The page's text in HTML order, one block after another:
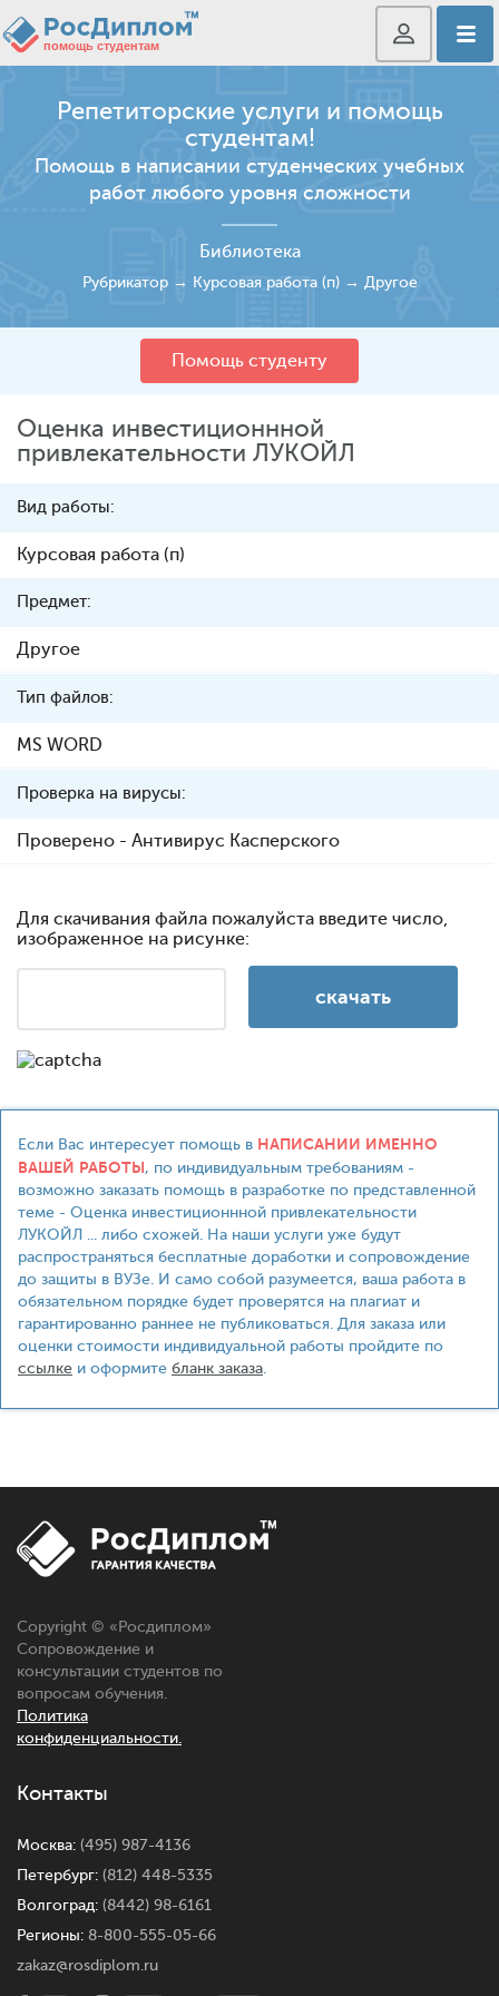
Репетиторские услуги и помощь
студентам!
Помощь в написании студенческих учебных
работ любого уровня сложности
Библиотека
Рубрикатор→ Курсовая работа (п)→ Другое
Помощь студенту
Оценка инвестиционнной
привлекательности ЛУКОЙЛ
Вид работы:
Курсовая работа (п)
Предмет:
Другое
Тип файлов:
MS WORD
Проверка на вирусы:
Проверено - Антивирус Касперского
Для скачивания файла пожалуйста введите число,
изображенное на рисунке:
Если Вас интересует помощь в НАПИСАНИИ ИМЕННО
ВАШЕЙ РАБОТЫ, по индивидуальным требованиям -
возможно заказать помощь в разработке по представленной
теме - Оценка инвестиционнной привлекательности
ЛУКОЙЛ ... либо схожей. На наши услуги уже будут
распространяться бесплатные доработки и сопровождение
до защиты в ВУЗе. И само собой разумеется, ваша работа в
обязательном порядке будет проверятся на плагиат и
гарантированно раннее не публиковаться. Для заказа или
оценки стоимости индивидуальной работы пройдите по
ссылке и оформите бланк заказа
Copyright © «Росдиплом»
Сопровождение и
консультации студентов по
вопросам обучения.
Политика
конфиденциальности.
Контакты
Москва: (495) 987-4136
Петербург: (812) 448-5335
Волгоград: (8442) 98-6161
Регионы: 8-800-555-05-66
zakaz@rosdiplom.ru